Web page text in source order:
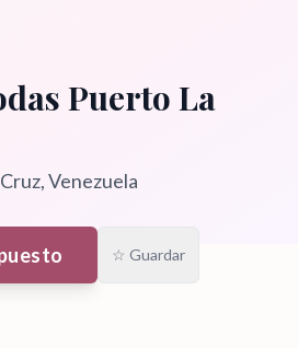
Puerto La
, Venezuela
☆ Guardar